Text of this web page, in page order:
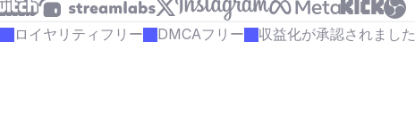
ロイヤリティフリー DMCAフリー 収益化が承認されました